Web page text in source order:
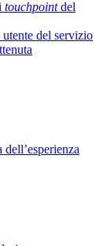
touchpointdel
del servizio